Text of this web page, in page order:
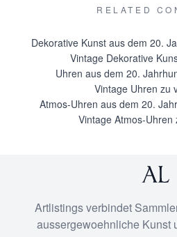
RELATED
Dekorative Kunst aus dem 20.
Vintage Dekorative
Uhren aus dem 20.
Vintage Uhren zu
Atmos-Uhren aus dem 20.
Vintage Atmos-Uhren
Artlistings verbindet
aussergewoehnliche Kunst